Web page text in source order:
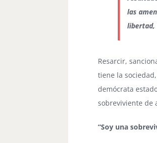
las
libertad,
Resarcir,
tiene la
demócrata
sobreviviente de
“Soy una